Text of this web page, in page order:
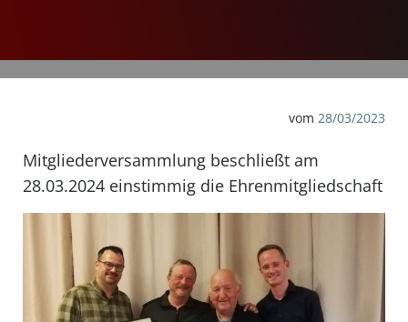
vom 28/03/2023
Mitgliederversammlung beschließt am
28.03.2024 einstimmig die Ehrenmitgliedschaft